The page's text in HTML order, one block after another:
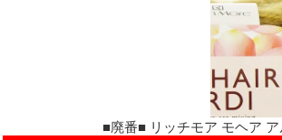
■廃番■ リッチモア モヘア